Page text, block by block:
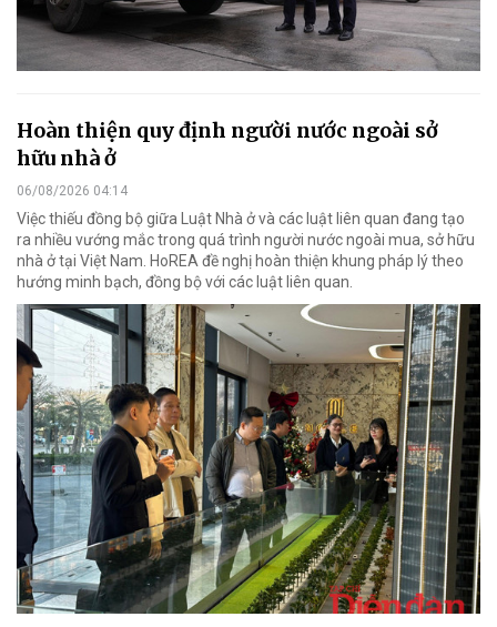
Hoàn thiện quy định người nước ngoài sở
hữu nhà ở
06/08/2026 04:14
Việc thiếu đồng bộ giữa Luật Nhà ở và các luật liên quan đang tạo
ra nhiều vướng mắc trong quá trình người nước ngoài mua, sở hữu
nhà ở tại Việt Nam. HoREA đề nghị hoàn thiện khung pháp lý theo
hướng minh bạch, đồng bộ với các luật liên quan.